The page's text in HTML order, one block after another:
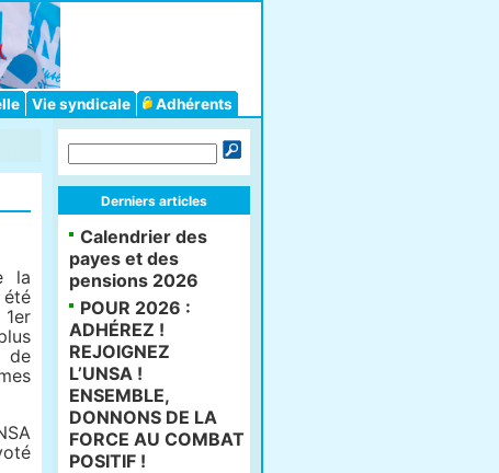
Vie syndicale Adhérents
la
Derniers articles
Calendrier des
payes et des
pensions 2026
POUR 2026 :
ADHÉREZ !
REJOIGNEZ
L’UNSA !
ENSEMBLE,
DONNONS DE LA
FORCE AU COMBAT
POSITIF !